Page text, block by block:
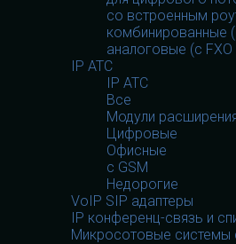
со встроенным
комбинированные
аналоговые (с FXO
IP АТС
IP АТС
Все
Модули
Цифровые
Офисные
с GSM
Недорогие
VoIP SIP адаптеры
IP конференц-связь и
Микросотовые системы